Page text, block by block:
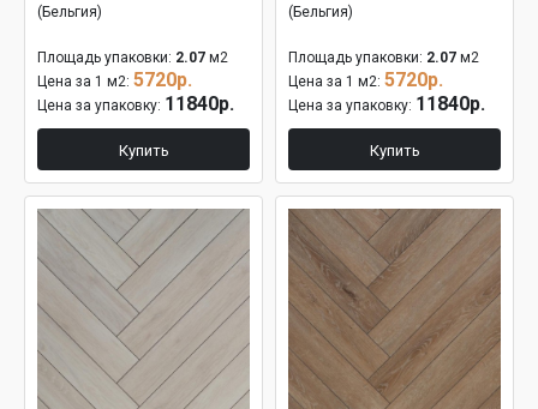
(Бельгия)
Площадь упаковки: 2.07 м2
Цена за 1 м2: 5720р.
Цена за упаковку: 11840р.
Купить
(Бельгия)
Площадь упаковки: 2.07 м2
Цена за 1 м2: 5720р.
Цена за упаковку: 11840р.
Купить